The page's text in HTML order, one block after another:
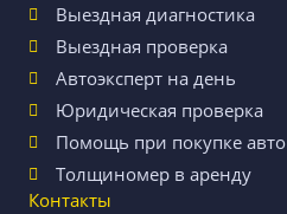
Выездная диагностика
Выездная проверка
Автоэксперт на день
Юридическая проверка
Помощь при покупке авто
Толщиномер в аренду
Контакты